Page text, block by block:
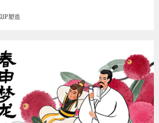
IP塑造